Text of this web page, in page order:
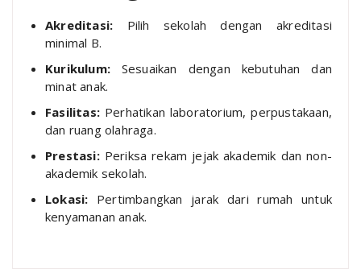
Akreditasi: Pilih sekolah dengan akreditasi
minimal B.
Kurikulum: Sesuaikan dengan kebutuhan dan
minat anak.
Fasilitas: Perhatikan laboratorium, perpustakaan,
dan ruang olahraga.
Prestasi:Periksa rekam jejak akademik dan non-
akademik sekolah.
Lokasi: Pertimbangkan jarak dari rumah untuk
kenyamanan anak.